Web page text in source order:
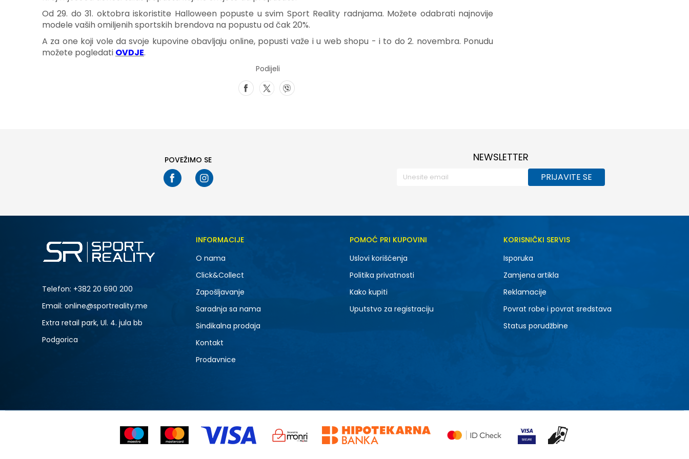
Od 29. do 31. oktobra iskoristite Halloween popuste u svim Sport Reality radnjama. Možete odabrati najnovije
modele vaših omiljenih sportskih brendova na popustu od čak 20%.
A za one koji vole da svoje kupovine obavljaju online, popusti važe i u web shopu - i to do 2. novembra. Ponudu
možete pogledati OVDJE.
Podijeli
POVEŽIMO SE NEWSLETTER
PRIJAVITE SE
Telefon: +382 20 690 200
Email: online@sportreality.me
Extra retail park, Ul. 4. jula bb
Podgorica
INFORMACIJE
O nama
Click&Collect
Zapošljavanje
Saradnja sa nama
Sindikalna prodaja
Kontakt
Prodavnice
POMOĆ PRI KUPOVINI
Uslovi korišćenja
Politika privatnosti
Kako kupiti
Uputstvo za registraciju
KORISNIČKI SERVIS
Isporuka
Zamjena artikla
Reklamacije
Povrat robe i povrat sredstava
Status porudžbine